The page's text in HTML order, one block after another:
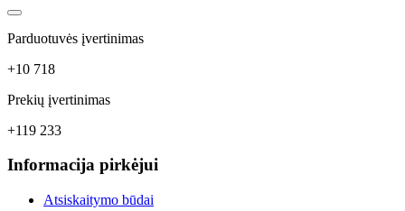
Parduotuvės įvertinimas
+10 718
Prekių įvertinimas
+119 233
Informacija pirkėjui
Atsiskaitymo būdai